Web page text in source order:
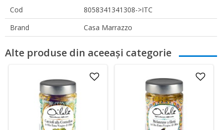
Cod
8058341341308->ITC
Brand
Casa Marrazzo
Alte produse din aceeași categorie